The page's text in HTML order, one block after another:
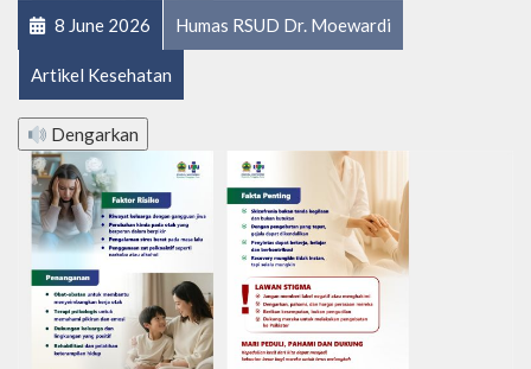
8 June 2026 Humas RSUD Dr. Moewardi
Artikel Kesehatan
Dengarkan